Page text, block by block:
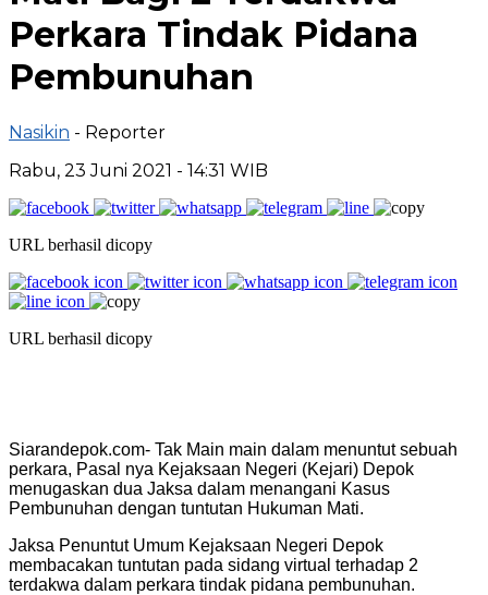
Perkara Tindak Pidana
Pembunuhan
Nasikin - Reporter
Rabu, 23 Juni 2021 - 14:31 WIB
URL berhasil dicopy
URL berhasil dicopy
Siarandepok.com- Tak Main main dalam menuntut sebuah
perkara, Pasal nya Kejaksaan Negeri (Kejari) Depok
menugaskan dua Jaksa dalam menangani Kasus
Pembunuhan dengan tuntutan Hukuman Mati.
Jaksa Penuntut Umum Kejaksaan Negeri Depok
membacakan tuntutan pada sidang virtual terhadap 2
terdakwa dalam perkara tindak pidana pembunuhan.